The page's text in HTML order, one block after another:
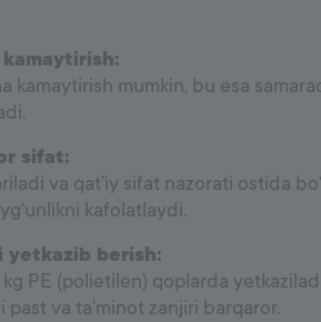
kamaytirish mumkin, bu esa
sifat:
va qat’iy sifat nazorati ostida
kafolatlaydi.
yetkazib berish:
PE (polietilen) qoplarda
va ta'minot zanjiri barqaror.